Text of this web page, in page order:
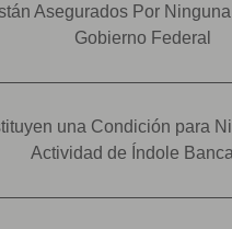
Asegurados Por
Gobierno Federal
una Condición para
Actividad de Índole